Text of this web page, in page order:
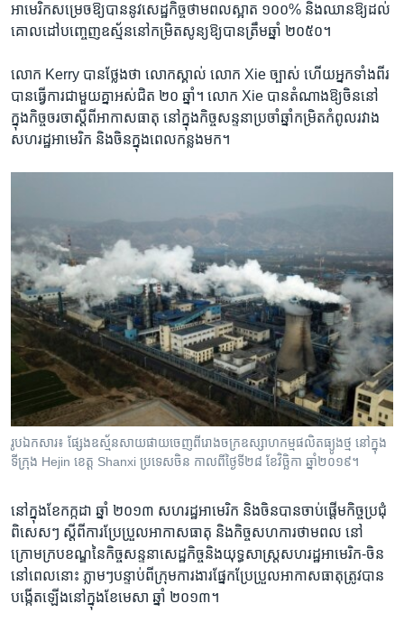
អាមេរិក​សម្រេច​ឱ្យ​បាន​នូវ​សេដ្ឋកិច្ច​ថាមពល​ស្អាត​ ១០០% និង​ឈាន​ឱ្យ​ដល់​
គោលដៅ​បញ្ចេញ​ឧស្ម័ន​នៅ​កម្រិត​សូន្យ​ឱ្យ​បាន​ត្រឹម​ឆ្នាំ ២០៥០។​
លោក Kerry បាន​ថ្លែង​ថា លោក​ស្គាល់ លោក Xie ច្បាស់ ហើយ​អ្នក​ទាំង​ពីរ​
បាន​ធ្វើ​ការ​ជាមួយ​គ្នា​អស់​ជិត​ ២០ ឆ្នាំ។ លោក Xie បាន​តំណាង​ឱ្យ​ចិន​នៅ​
ក្នុង​កិច្ចចរចា​ស្តីពី​អាកាសធាតុ​ នៅ​ក្នុង​កិច្ចសន្ទនា​ប្រចាំ​ឆ្នាំ​កម្រិត​កំពូល​រវាង​
សហរដ្ឋអាមេរិក និង​ចិន​ក្នុង​ពេល​កន្លង​មក។​
រូបឯកសារ៖ ផ្សែងឧស្ម័នសាយផាយចេញពីរោងចក្រឧស្សាហកម្មផលិតធ្យូងថ្ម នៅក្នុង
ទីក្រុង Hejin ខេត្ត Shanxi ប្រទេសចិន កាលពីថ្ងៃទី២៨ ខែវិច្ឆិកា ឆ្នាំ២០១៩។
នៅ​ក្នុង​ខែកក្កដា ឆ្នាំ ២០១៣ សហរដ្ឋអាមេរិក និង​ចិន​បាន​ចាប់​ផ្តើម​កិច្ចប្រជុំ​
ពិសេសៗ ​ស្តីពី​ការប្រែប្រួលអាកាសធាតុ និង​កិច្ចសហការ​ថាមពល ​នៅ​
ក្រោម​ក្របខណ្ឌ​នៃ​កិច្ចសន្ទនា​សេដ្ឋកិច្ច​និង​យុទ្ធសាស្ត្រ​សហរដ្ឋអាមេរិក-ចិន​
នៅ​ពេល​នោះ ភ្លាមៗ​បន្ទាប់​ពី​ក្រុម​ការងារ​ផ្នែក​ប្រែប្រួលអាកាសធាតុ​ត្រូវ​បាន​
បង្កើត​ឡើង​នៅ​ក្នុង​ខែមេសា ឆ្នាំ ២០១៣។